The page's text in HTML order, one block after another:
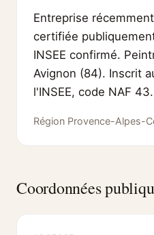
Entreprise
certifiée
INSEE confirmé.
Avignon (84). Inscrit
l'INSEE, code NAF
Région Provence-Alpes-
Coordonnées